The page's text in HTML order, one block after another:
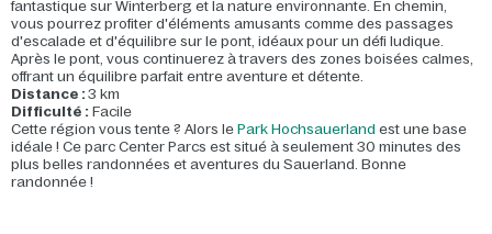
fantastique sur Winterberg et la nature environnante. En chemin,
vous pourrez profiter d'éléments amusants comme des passages
d'escalade et d'équilibre sur le pont, idéaux pour un défi ludique.
Après le pont, vous continuerez à travers des zones boisées calmes,
offrant un équilibre parfait entre aventure et détente.
Distance :3 km
Difficulté : Facile
Cette région vous tente ? Alors le Park Hochsauerland est une base
idéale ! Ce parc Center Parcs est situé à seulement 30 minutes des
plus belles randonnées et aventures du Sauerland. Bonne
randonnée !